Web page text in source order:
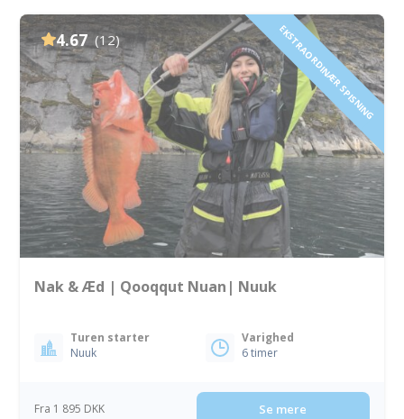
4.67 (12) EKSTRAORDINÆR SPISNING
Nak & Æd | Qooqqut Nuan| Nuuk
Turen starter
Nuuk
Varighed
6 timer
Fra 1 895 DKK Se mere